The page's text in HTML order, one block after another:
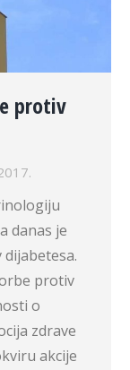
protiv
danas je
protiv
o
zdrave
akcije